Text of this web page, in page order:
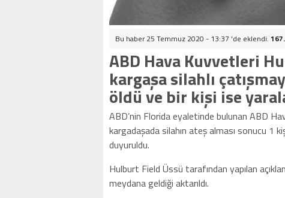
Bu haber 25 Temmuz 2020 - 13:37 'de eklendi.
ABD Hava Kuvvetleri
kargaşa silahlı
öldü ve bir kişi ise
ABD’nin Florida eyaletinde bulunan ABD
kargadaşada silahın ateş alması sonucu 1
duyuruldu.
Hulburt Field Üssü tarafından yapılan
meydana geldiği aktarıldı.